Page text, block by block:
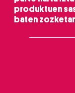
produktuen
baten